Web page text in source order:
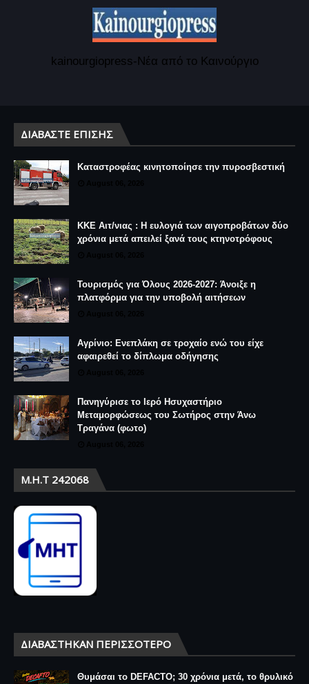
kainourgiopress-Νέα από το Καινούργιο
ΔΙΑΒΆΣΤΕ ΕΠΊΣΗΣ
Καταστροφέας κινητοποίησε την πυροσβεστική
ΚΚΕ Αιτ/νιας : Η ευλογιά των αιγοπροβάτων δύο
χρόνια μετά απειλεί ξανά τους κτηνοτρόφους
Τουρισμός για Όλους 2026-2027: Άνοιξε η
πλατφόρμα για την υποβολή αιτήσεων
Αγρίνιο: Ενεπλάκη σε τροχαίο ενώ του είχε
αφαιρεθεί το δίπλωμα οδήγησης
Πανηγύρισε το Ιερό Ησυχαστήριο
Μεταμορφώσεως του Σωτήρος στην Άνω
Τραγάνα (φωτο)
Μ.Η.Τ 242068
ΔΙΑΒΆΣΤΗΚΑΝ ΠΕΡΙΣΣΌΤΕΡΟ
Θυμάσαι το DEFACTO; 30 χρόνια μετά, το θρυλικό